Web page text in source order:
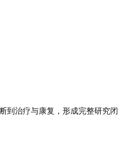
到治疗与康复，形成完整研究闭